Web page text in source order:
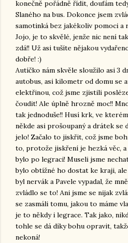
konečně pořádně řídit, doufám
Slaného na bus. Dokonce jsem
samotinká bez jakékoliv pomoci a
Jojo, je to skvělé, jenže nic není
zdá!! Už asi tušíte nějakou
dobře! :)
Autíčko nám skvěle sloužilo asi 3
autobus, asi kilometr od domu se
elektřinou, což jsme zjistili
čoudit! Ale úplně hrozně moc!!
tak jednoduše!! Husí krk, ve
někde asi prošoupaný a drátek
jelo! Začalo to jiskřit, což jsme
to, protože jiskření je hezká věc,
bylo po legraci! Museli jsme
bylo obtížné ho dostat ke kraji,
byl nervák a Pavele vypadal, že
zvládlo se to! Ani jsme se nijak
se zasmáli tomu, jakou to máme
je to někdy i legrace. Tak jako,
tohle se dá díky bohu opravit,
nekoná!